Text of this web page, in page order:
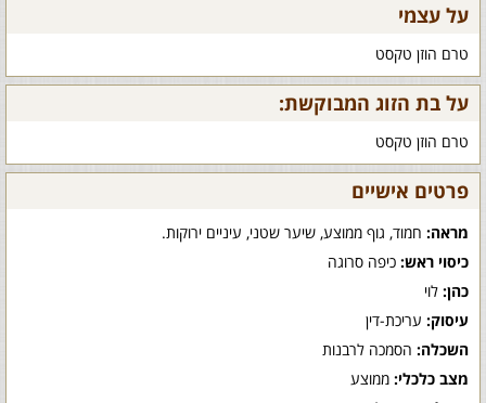
על עצמי
טרם הוזן טקסט
על בת הזוג המבוקשת:
טרם הוזן טקסט
פרטים אישיים
מראה: חמוד, גוף ממוצע, שיער שטני, עיניים ירוקות.
כיסוי ראש: כיפה סרוגה
כהן: לוי
עיסוק: עריכת-דין
השכלה: הסמכה לרבנות
מצב כלכלי: ממוצע